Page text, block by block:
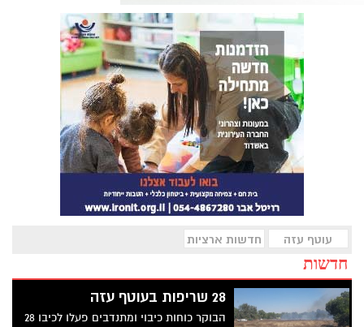
עוטף עזה חדשות ארציות
חדשות
28 שריפות בעוטף עזה
הבוקר כוחות כיבוי ומתנדבים פעלו לכיבו 28